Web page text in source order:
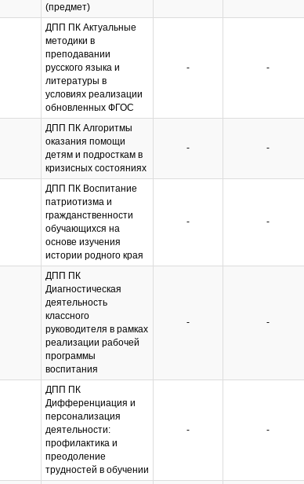
(предмет)
ДПП ПК Актуальные
методики в
преподавании
русского языка и
литературы в
условиях реализации
обновленных ФГОС
- -
ДПП ПК Алгоритмы
оказания помощи
детям и подросткам в
кризисных состояниях
- -
ДПП ПК Воспитание
патриотизма и
гражданственности
обучающихся на
основе изучения
истории родного края
- -
ДПП ПК
Диагностическая
деятельность
классного
руководителя в рамках
реализации рабочей
программы
воспитания
- -
ДПП ПК
Дифференциация и
персонализация
деятельности:
профилактика и
преодоление
трудностей в обучении
- -